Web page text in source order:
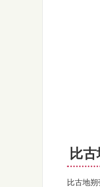
比
比古地